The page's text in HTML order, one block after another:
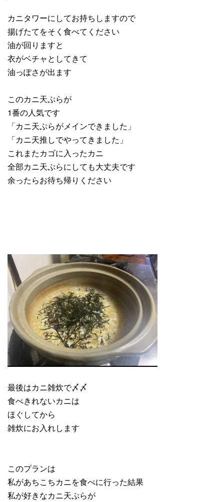
カニタワーにしてお持ちしますので
揚げたてをそく食べてください
油が回りますと
衣がベチャとしてきて
油っぽさが出ます
このカニ天ぷらが
1番の人気です
「カニ天ぷらがメインできました」
「カニ天推しでやってきました」
これまたカゴに入ったカニ
全部カニ天ぷらにしても大丈夫です
余ったらお待ち帰りください
最後はカニ雑炊で〆〆
食べきれないカニは
ほぐしてから
雑炊にお入れします
このプランは
私があちこちカニを食べに行った結果
私が好きなカニ天ぷらが